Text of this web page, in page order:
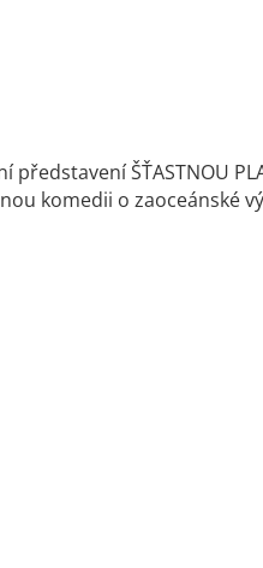
ŠŤASTNOU
komedii o zaoceánské